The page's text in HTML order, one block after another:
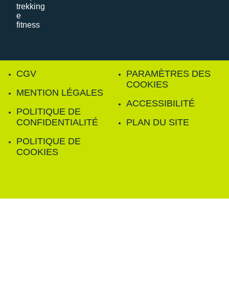
CGV
MENTION LÉGALES
POLITIQUE DE
CONFIDENTIALITÉ
POLITIQUE DE
COOKIES
PARAMÈTRES DES
COOKIES
ACCESSIBILITÉ
PLAN DU SITE